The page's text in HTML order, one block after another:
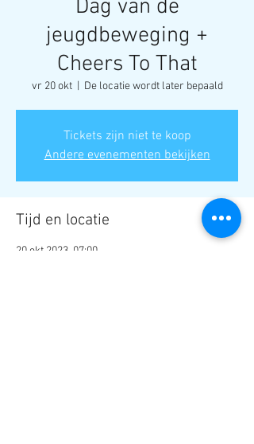
Dag van de
jeugdbeweging +
Cheers To That
vr 20 okt
  |
De locatie wordt later bepaald
Tickets zijn niet te koop
Andere evenementen bekijken
Tijd en locatie
20 okt 2023, 07:00